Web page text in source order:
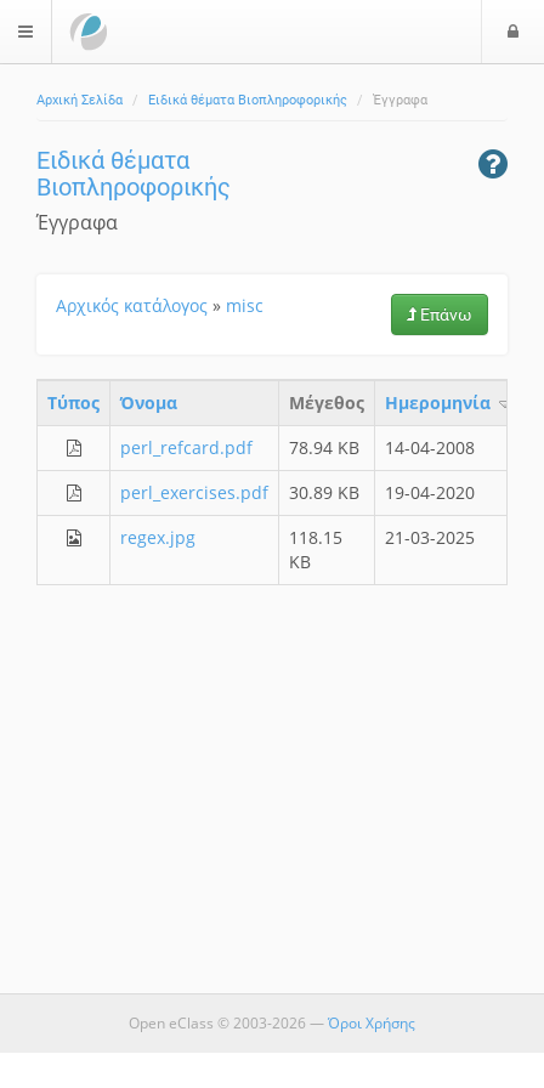
$langMenu
Αρχική Σελίδα Ειδικά θέματα Βιοπληροφορικής Έγγραφα
Ειδικά θέματα
Βιοπληροφορικής
Έγγραφα
Επάνω
Αρχικός κατάλογος » misc
Τύπος Όνομα Μέγεθος
Ημερομηνία
perl_refcard.pdf
78.94 KB
14-04-2008
perl_exercises.pdf
30.89 KB
19-04-2020
regex.jpg
118.15
KB
21-03-2025
Open eClass © 2003-2026 —Όροι Χρήσης